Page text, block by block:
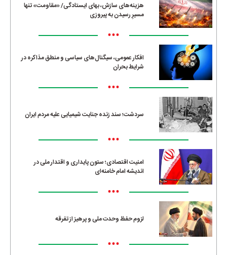
هزینه‌های سازش، بهای ایستادگی/ «مقاومت» تنها
مسیرِ رسیدن به پیروزی
•••
افکار عمومی، سیگنال‌های سیاسی و منطق مذاکره در
شرایط بحران
•••
سردشت؛ سند زنده جنایت شیمیایی علیه مردم ایران
•••
امنیت اقتصادی؛ ستون پایداری و اقتدار ملی در
اندیشه امام خامنه‌ای
•••
لزوم حفظ وحدت ملی و پرهیز از تفرقه
•••